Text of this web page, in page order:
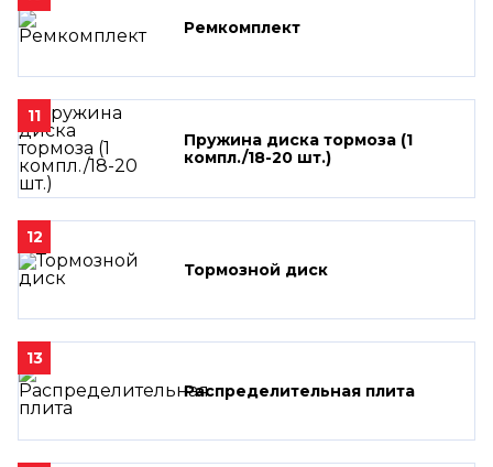
Ремкомплект
11
Пружина диска тормоза (1
компл./18-20 шт.)
12
Тормозной диск
13
Распределительная плита